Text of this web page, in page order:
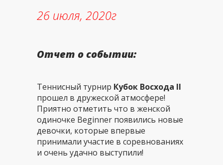
26 июля, 2020г
Отчет о событии:
Теннисный турнир Кубок Восхода II
прошел в дружеской атмосфере!
Приятно отметить что в женской
одиночке Beginner появились новые
девочки, которые впервые
принимали участие в соревнованиях
и очень удачно выступили!